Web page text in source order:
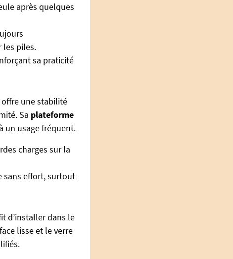
après quelques
les piles.
sa praticité
une stabilité
Sa plateforme
un usage fréquent.
charges sur la
sans effort, surtout
d’installer dans le
lisse et le verre